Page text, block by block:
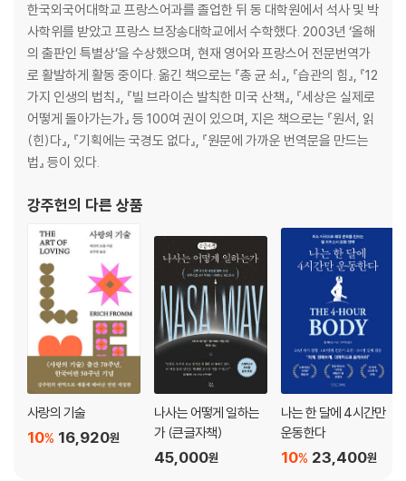
한국외국어대학교 프랑스어과를 졸업한 뒤 동 대학원에서 석사 및 박
사학위를 받았고 프랑스 브장송대학교에서 수학했다. 2003년 ‘올해
의 출판인 특별상’을 수상했으며, 현재 영어와 프랑스어 전문번역가
로 활발하게 활동 중이다. 옮긴 책으로는 『총 균 쇠』, 『습관의 힘』, 『12
가지 인생의 법칙』, 『빌 브라이슨 발칙한 미국 산책』, 『세상은 실제로
어떻게 돌아가는가』 등 100여 권이 있으며, 지은 책으로는 『원서, 읽
(힌)다』, 『기획에는 국경도 없다』, 『원문에 가까운 번역문을 만드는
법』 등이 있다.
강주헌의 다른 상품
사랑의 기술
16,920원
10%
나사는 어떻게 일하는
가 (큰글자책)
45,000원
나는 한 달에 4시간만
운동한다
23,400원
10%